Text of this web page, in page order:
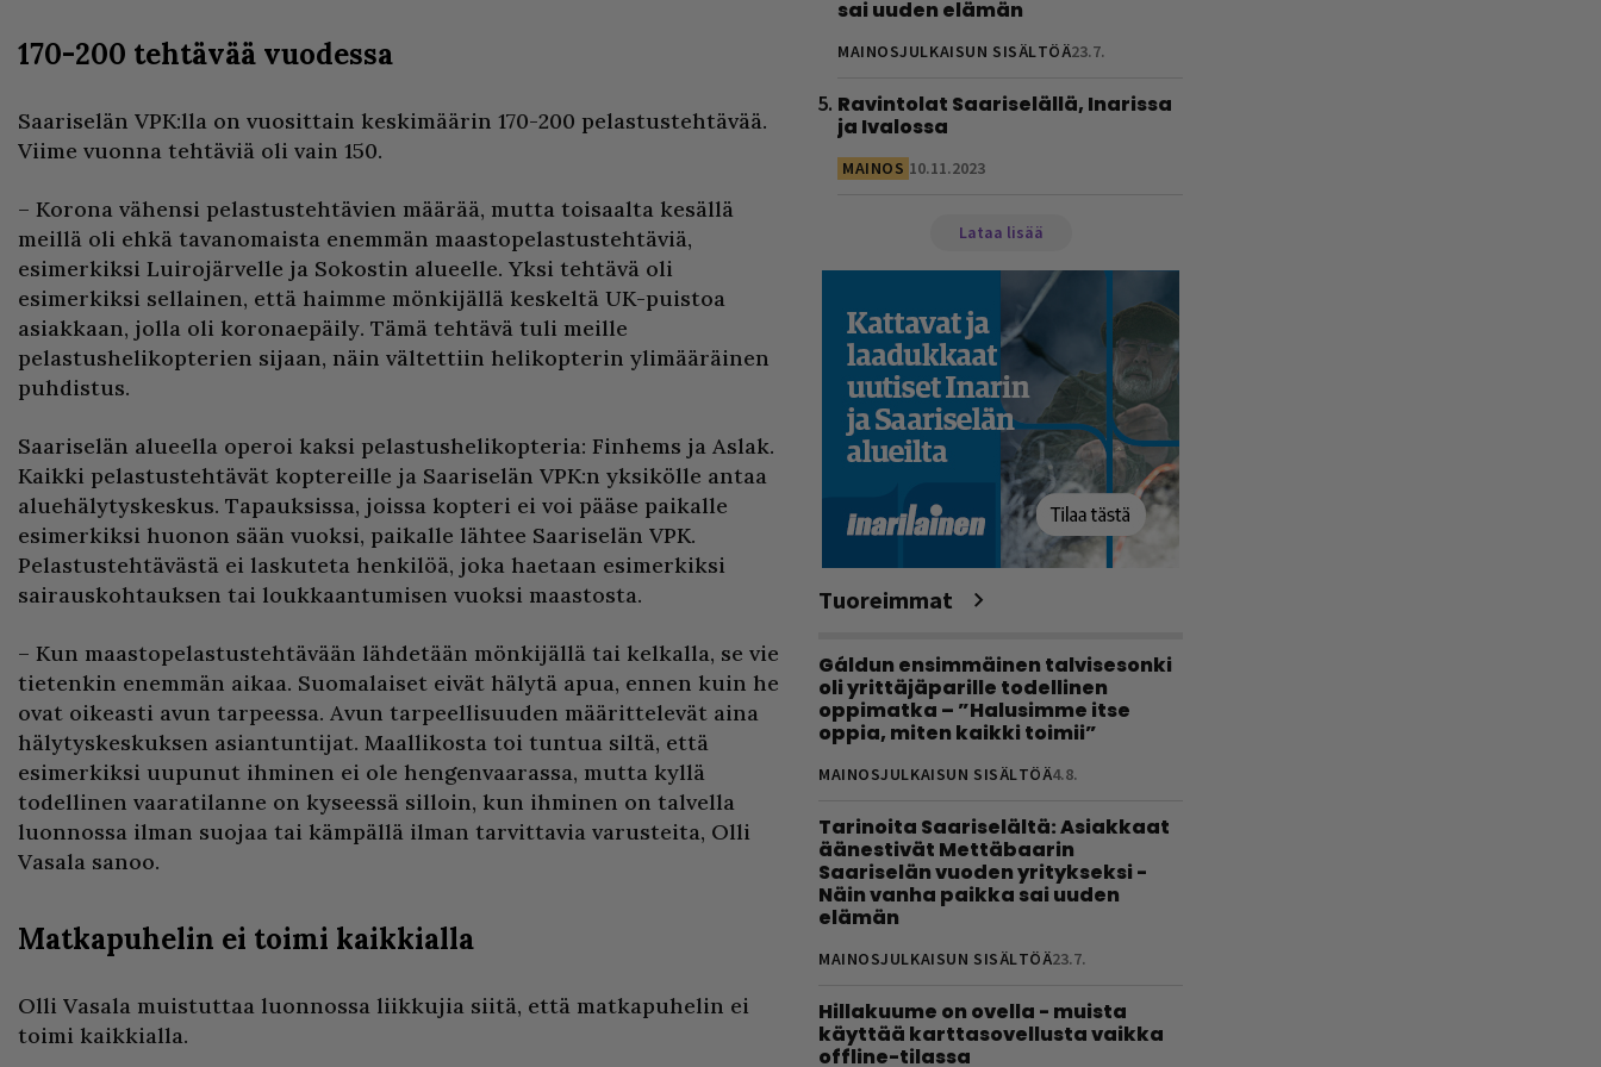
170-200 tehtävää vuodessa
Saariselän VPK:lla on vuosittain keskimäärin 170-200 pelastustehtävää.
Viime vuonna tehtäviä oli vain 150.
– Korona vähensi pelastustehtävien määrää, mutta toisaalta kesällä
meillä oli ehkä tavanomaista enemmän maastopelastustehtäviä,
esimerkiksi Luirojärvelle ja Sokostin alueelle. Yksi tehtävä oli
esimerkiksi sellainen, että haimme mönkijällä keskeltä UK-puistoa
asiakkaan, jolla oli koronaepäily. Tämä tehtävä tuli meille
pelastushelikopterien sijaan, näin vältettiin helikopterin ylimääräinen
puhdistus.
Saariselän alueella operoi kaksi pelastushelikopteria: Finhems ja Aslak.
Kaikki pelastustehtävät koptereille ja Saariselän VPK:n yksikölle antaa
aluehälytyskeskus. Tapauksissa, joissa kopteri ei voi pääse paikalle
esimerkiksi huonon sään vuoksi, paikalle lähtee Saariselän VPK.
Pelastustehtävästä ei laskuteta henkilöä, joka haetaan esimerkiksi
sairauskohtauksen tai loukkaantumisen vuoksi maastosta.
– Kun maastopelastustehtävään lähdetään mönkijällä tai kelkalla, se vie
tietenkin enemmän aikaa. Suomalaiset eivät hälytä apua, ennen kuin he
ovat oikeasti avun tarpeessa. Avun tarpeellisuuden määrittelevät aina
hälytyskeskuksen asiantuntijat. Maallikosta toi tuntua siltä, että
esimerkiksi uupunut ihminen ei ole hengenvaarassa, mutta kyllä
todellinen vaaratilanne on kyseessä silloin, kun ihminen on talvella
luonnossa ilman suojaa tai kämpällä ilman tarvittavia varusteita, Olli
Vasala sanoo.
Matkapuhelin ei toimi kaikkialla
Olli Vasala muistuttaa luonnossa liikkujia siitä, että matkapuhelin ei
toimi kaikkialla.
sai uuden elämän
MAINOSJULKAISUN SISÄLTÖÄ23.7.
Ravintolat Saariselällä, Inarissa
ja Ivalossa
MAINOS 10.11.2023
Lataa lisää
Tuoreimmat
Gáldun ensimmäinen talvisesonki
oli yrittäjäparille todellinen
oppimatka – ”Halusimme itse
oppia, miten kaikki toimii”
MAINOSJULKAISUN SISÄLTÖÄ4.8.
Tarinoita Saariselältä: Asiakkaat
äänestivät Mettäbaarin
Saariselän vuoden yritykseksi -
Näin vanha paikka sai uuden
elämän
MAINOSJULKAISUN SISÄLTÖÄ23.7.
Hillakuume on ovella - muista
käyttää karttasovellusta vaikka
offline-tilassa